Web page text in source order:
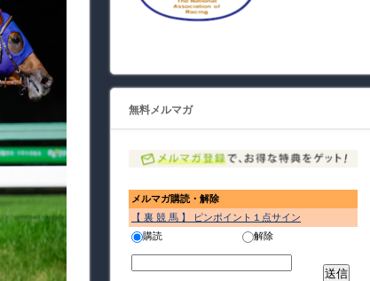
無料メルマガ
メルマガ購読・解除
【 裏 競 馬 】 ピンポイント１点サイン
購読
解除